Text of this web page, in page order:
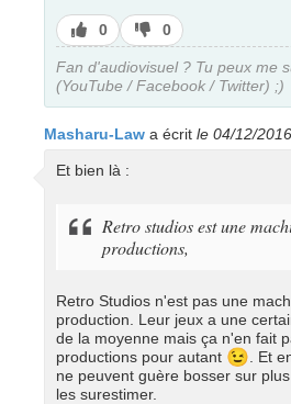
J’aime
0
J’aime
pas
0
Fan d'audiovisuel ? Tu peux me
(YouTube / Facebook / Twitter) ;)
Masharu-Law a écrit le 04/12/
Et bien là :
Retro studios est une
productions,
Retro Studios n'est pas une
production. Leur jeux a une
de la moyenne mais ça n'en fait
productions pour autant 😉 . Et
ne peuvent guère bosser sur
les surestimer.